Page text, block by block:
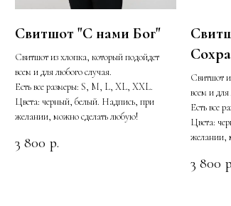
Свитшот "С нами Бог"
Свитшот из хлопка, который подойдет
всем и для любого случая.
Есть все размеры: S, M, L, XL, XXL.
Цвета: черный, белый. Надпись, при
желании, можно сделать любую!
3 800 р.
Свитшот
всем и
Есть все
Цвета:
желании,
3 800